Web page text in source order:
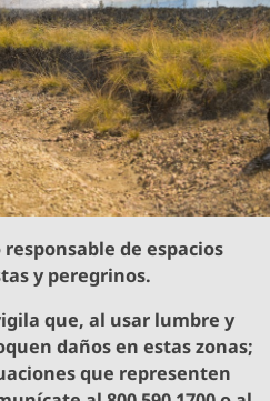
de espacios
y peregrinos.
que, al usar lumbre y
daños en estas zonas;
que representen